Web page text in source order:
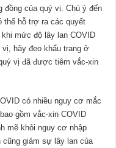
đồng của quý vị. Chú ý đến
thể hỗ trợ ra các quyết
mức độ lây lan COVID
vị, hãy đeo khẩu trang ở
vị đã được tiêm vắc-xin
có nhiều nguy cơ mắc
gồm vắc-xin COVID
mẽ khỏi nguy cơ nhập
giảm sự lây lan của